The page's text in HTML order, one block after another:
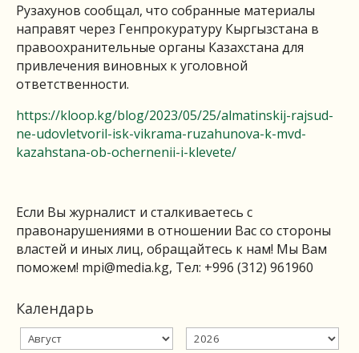
Рузахунов сообщал, что собранные материалы
направят через Генпрокуратуру Кыргызстана в
правоохранительные органы Казахстана для
привлечения виновных к уголовной
ответственности.
https://kloop.kg/blog/2023/05/25/almatinskij-rajsud-
ne-udovletvoril-isk-vikrama-ruzahunova-k-mvd-
kazahstana-ob-ochernenii-i-klevete/
Если Вы журналист и сталкиваетесь с
правонарушениями в отношении Вас со стороны
властей и иных лиц, обращайтесь к нам! Мы Вам
поможем! mpi@media.kg, Тел: +996 (312) 961960
Календарь